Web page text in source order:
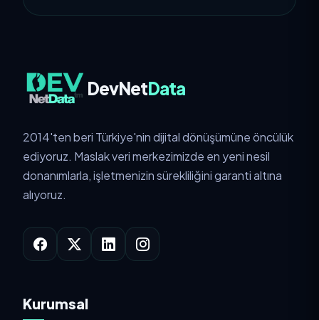
DevNetData
2014'ten beri Türkiye'nin dijital dönüşümüne öncülük
ediyoruz. Maslak veri merkezimizde en yeni nesil
donanımlarla, işletmenizin sürekliliğini garanti altına
alıyoruz.
Kurumsal